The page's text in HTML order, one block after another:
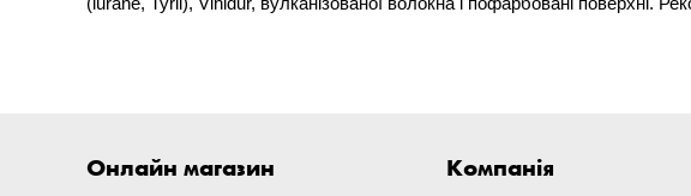
Онлайн магазин Компанія